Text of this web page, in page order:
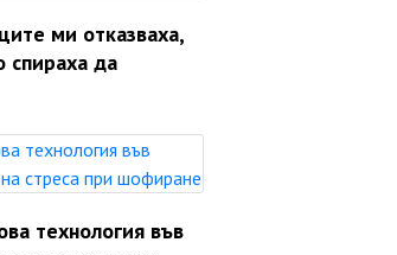
ми отказваха,
спираха да
технология във